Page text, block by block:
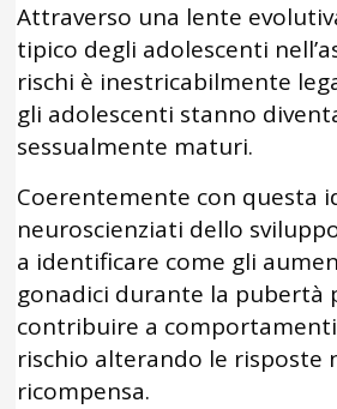
Attraverso una lente
tipico degli adolescenti
rischi è inestricabilmente
gli adolescenti stanno
sessualmente maturi.
Coerentemente con questa
neuroscienziati dello
a identificare come gli
gonadici durante la pubertà
contribuire a
rischio alterando le risposte
ricompensa.